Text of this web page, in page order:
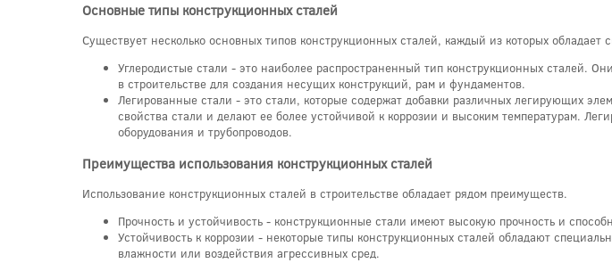
Основные типы конструкционных сталей
Существует несколько основных типов конструкционных сталей, каждый из которых
Углеродистые стали - это наиболее распространенный тип конструкционных сталей.
в строительстве для создания несущих конструкций, рам и фундаментов.
Легированные стали - это стали, которые содержат добавки различных легирующих
свойства стали и делают ее более устойчивой к коррозии и высоким температурам.
оборудования и трубопроводов.
Преимущества использования конструкционных сталей
Использование конструкционных сталей в строительстве обладает рядом преимуществ.
Прочность и устойчивость - конструкционные стали имеют высокую прочность и
Устойчивость к коррозии - некоторые типы конструкционных сталей обладают
влажности или воздействия агрессивных сред.